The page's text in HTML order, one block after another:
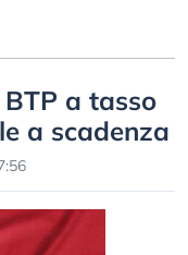
a tasso
a scadenza